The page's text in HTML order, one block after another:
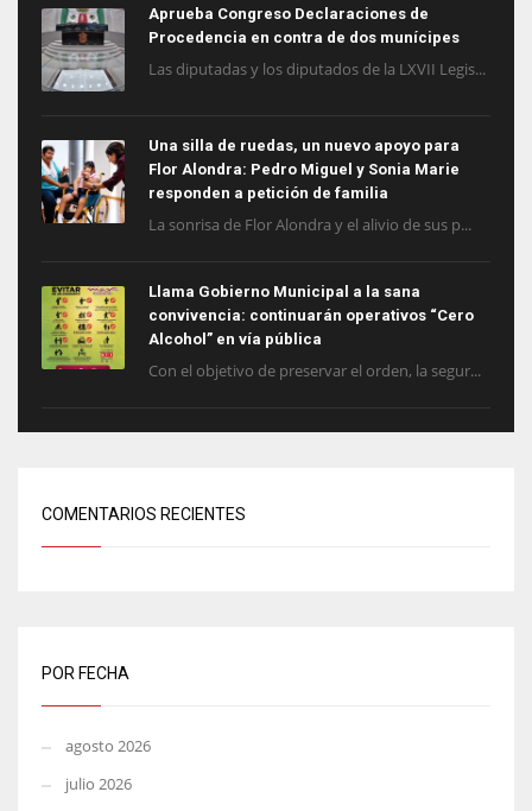
Aprueba Congreso Declaraciones de
Procedencia en contra de dos munícipes
Las diputadas y los diputados de la LXVII Legis...
Una silla de ruedas, un nuevo apoyo para
Flor Alondra: Pedro Miguel y Sonia Marie
responden a petición de familia
La sonrisa de Flor Alondra y el alivio de sus p...
Llama Gobierno Municipal a la sana
convivencia: continuarán operativos “Cero
Alcohol” en vía pública
Con el objetivo de preservar el orden, la segur...
COMENTARIOS RECIENTES
POR FECHA
agosto 2026
julio 2026